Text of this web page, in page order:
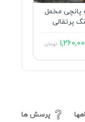
پانچی مخمل
پرتقالی
تومان
پرسش ها